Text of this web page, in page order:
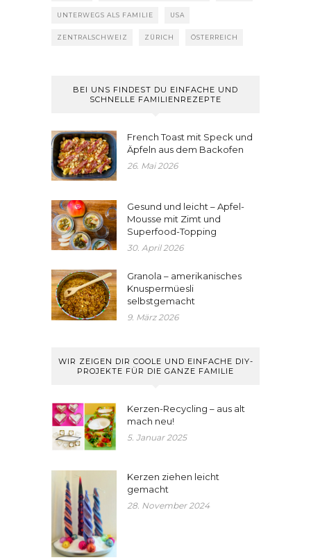
UNTERWEGS ALS FAMILIE USA
ZENTRALSCHWEIZ ZÜRICH ÖSTERREICH
BEI UNS FINDEST DU EINFACHE UND
SCHNELLE FAMILIENREZEPTE
French Toast mit Speck und
Äpfeln aus dem Backofen
26. Mai 2026
Gesund und leicht – Apfel-
Mousse mit Zimt und
Superfood-Topping
30. April 2026
Granola – amerikanisches
Knuspermüesli
selbstgemacht
9. März 2026
WIR ZEIGEN DIR COOLE UND EINFACHE DIY-
PROJEKTE FÜR DIE GANZE FAMILIE
Kerzen-Recycling – aus alt
mach neu!
5. Januar 2025
Kerzen ziehen leicht
gemacht
28. November 2024